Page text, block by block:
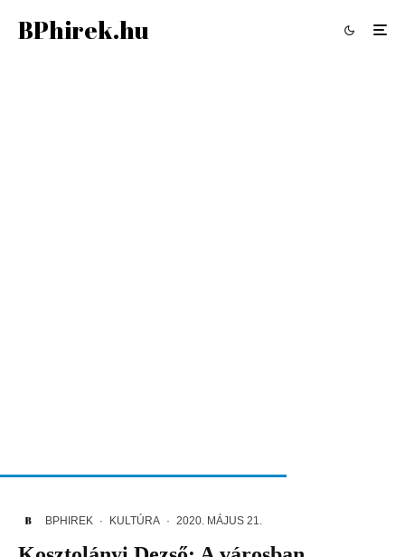
BPhirek.hu
BPHIREK · KULTÚRA · 2020. MÁJUS 21.